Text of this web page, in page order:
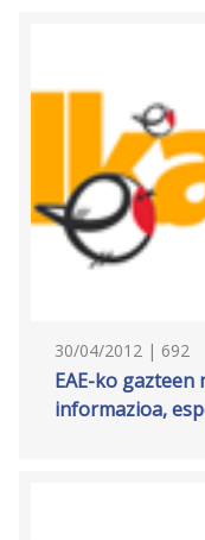
30/04/2012 | 692
EAE-ko
informazioa,